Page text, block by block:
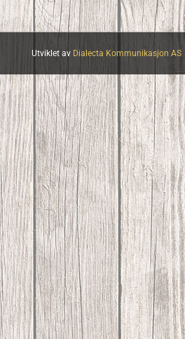
Utviklet av Dialecta Kommunikasjon AS